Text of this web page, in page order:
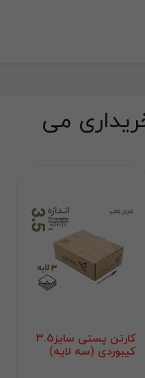
می
کارتن پستی سایز3.5
کیبوردی (سه لایه)